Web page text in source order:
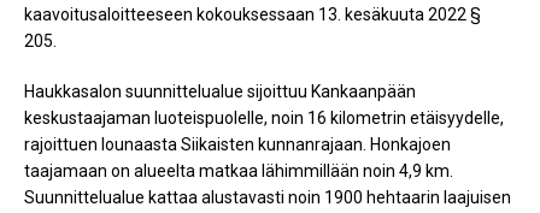
kaavoitusaloitteeseen kokouksessaan 13. kesäkuuta 2022 §
205.
Haukkasalon suunnittelualue sijoittuu Kankaanpään
keskustaajaman luoteispuolelle, noin 16 kilometrin etäisyydelle,
rajoittuen lounaasta Siikaisten kunnanrajaan. Honkajoen
taajamaan on alueelta matkaa lähimmillään noin 4,9 km.
Suunnittelualue kattaa alustavasti noin 1900 hehtaarin laajuisen